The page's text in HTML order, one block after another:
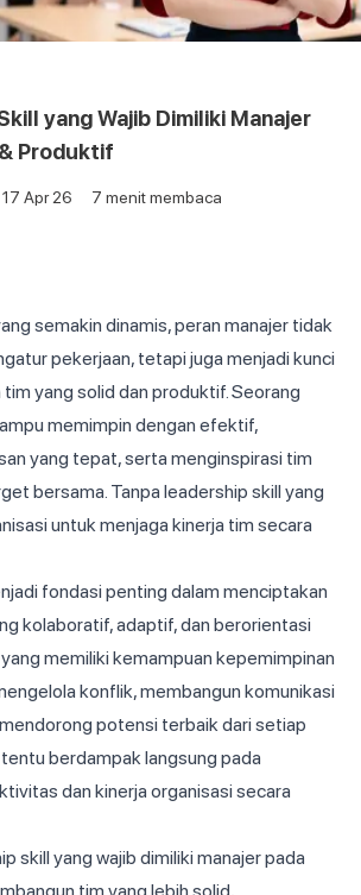
yang Wajib Dimiliki Manajer
Produktif
17 Apr 26 7 menit membaca
semakin dinamis, peran manajer tidak
pekerjaan, tetapi juga menjadi kunci
yang solid dan produktif. Seorang
memimpin dengan efektif,
yang tepat, serta menginspirasi tim
bersama. Tanpa leadership skill yang
untuk menjaga kinerja tim secara
fondasi penting dalam menciptakan
kolaboratif, adaptif, dan berorientasi
memiliki kemampuan kepemimpinan
konflik, membangun komunikasi
potensi terbaik dari setiap
berdampak langsung pada
dan kinerja organisasi secara
skill yang wajib dimiliki manajer pada